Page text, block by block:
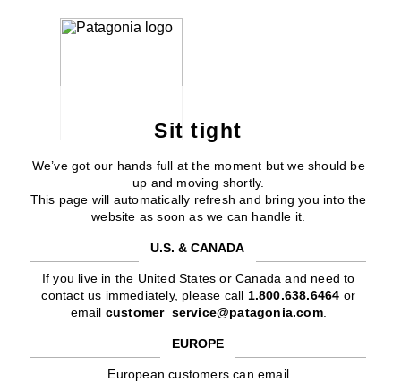
Sit tight
We’ve got our hands full at the moment but we should be
up and moving shortly.
This page will automatically refresh and bring you into the
website as soon as we can handle it.
U.S. & CANADA
If you live in the United States or Canada and need to
contact us immediately, please call 1.800.638.6464 or
email customer_service@patagonia.com.
EUROPE
European customers can email